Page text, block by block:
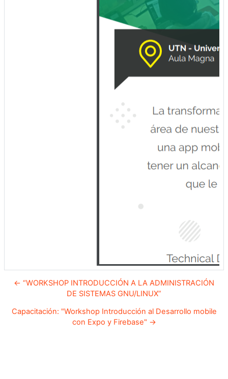
← “WORKSHOP INTRODUCCIÓN A LA ADMINISTRACIÓN
DE SISTEMAS GNU/LINUX”
Capacitación: "Workshop Introducción al Desarrollo mobile
con Expo y Firebase" →